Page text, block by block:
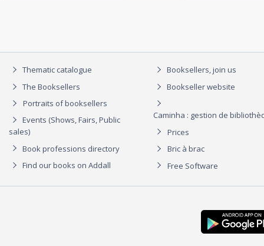
Thematic catalogue
The Booksellers
Portraits of booksellers
Events (Shows, Fairs, Public
sales)
Book professions directory
Find our books on Addall
Booksellers, join us
Bookseller website
Caminha : gestion de
Prices
Bric à brac
Free Software